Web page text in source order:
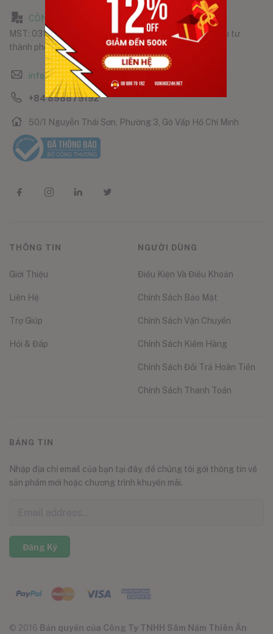
CÔNG TY TNHH SÂM NẤM THIÊN ÂN
MST: 0316323102, do Phòng ĐKKD Sở Kế hoạch và Đầu tư
thành phố Hồ Chí Minh, cấp ngày 15/06/2020
info@samnamthienan.com
+84 898879192
50/1 Nguyễn Thái Sơn, Phường 3, Gò Vấp Hồ Chí Minh
THÔNG TIN
Giới Thiệu
Liên Hệ
Trợ Giúp
Hỏi & Đáp
NGƯỜI DÙNG
Điều Kiện Và Điều Khoản
Chính Sách Bảo Mật
Chính Sách Vận Chuyển
Chính Sách Kiểm Hàng
Chính Sách Đổi Trả Hoàn Tiền
Chính Sách Thanh Toán
BẢNG TIN
Nhập địa chỉ email của bạn tại đây, để chúng tôi gởi thông tin về
sản phẩm mới hoặc chương trình khuyến mãi.
Đăng Ký
© 2016 Bản quyền của Công Ty TNHH Sâm Nấm Thiên Ân